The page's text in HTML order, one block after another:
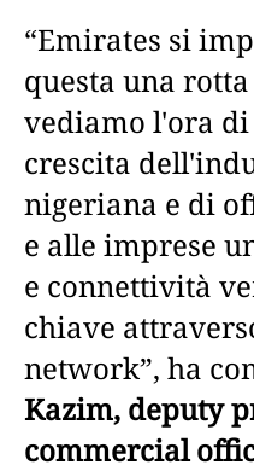
“Emirates si
questa una
vediamo l'ora
crescita
nigeriana e di
e alle imprese
e connettività
chiave
network”, ha
Kazim, deputy
commercial